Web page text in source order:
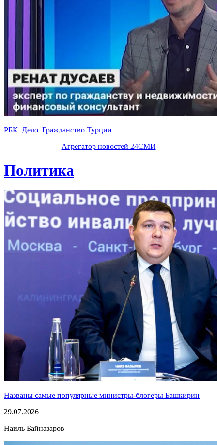
РБК. Дело. Гражданство Турции
Агрегатор новостей 24СМИ
Политика
Названы самые популярные министры-блогеры Башкирии
29.07.2026
Наиль Байназаров